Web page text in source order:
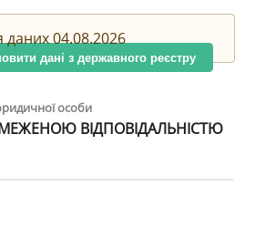
04.08.2026
дані з державного реєстру
особи
ВІДПОВІДАЛЬНІСТЮ